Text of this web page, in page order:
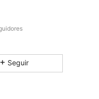
Seguir